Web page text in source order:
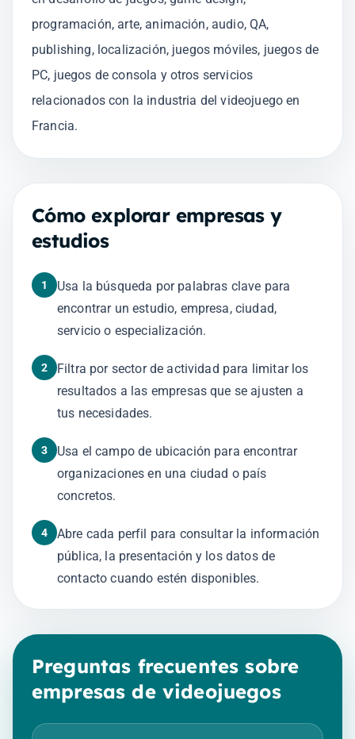
programación, arte, animación, audio, QA,
publishing, localización, juegos móviles, juegos de
PC, juegos de consola y otros servicios
relacionados con la industria del videojuego en
Francia.
Cómo explorar empresas y
estudios
1
Usa la búsqueda por palabras clave para
encontrar un estudio, empresa, ciudad,
servicio o especialización.
2
Filtra por sector de actividad para limitar los
resultados a las empresas que se ajusten a
tus necesidades.
3
Usa el campo de ubicación para encontrar
organizaciones en una ciudad o país
concretos.
4
Abre cada perfil para consultar la información
pública, la presentación y los datos de
contacto cuando estén disponibles.
Preguntas frecuentes sobre
empresas de videojuegos